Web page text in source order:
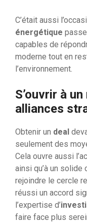
C’était aussi
énergétique
capables de
moderne tout en
l’environnement.
S’ouvrir à
alliances
Obtenir un deal
seulement des
Cela ouvre aussi
ainsi qu’à un solide
rejoindre le cercle
réussi un accord
l’expertise d’
faire face plus